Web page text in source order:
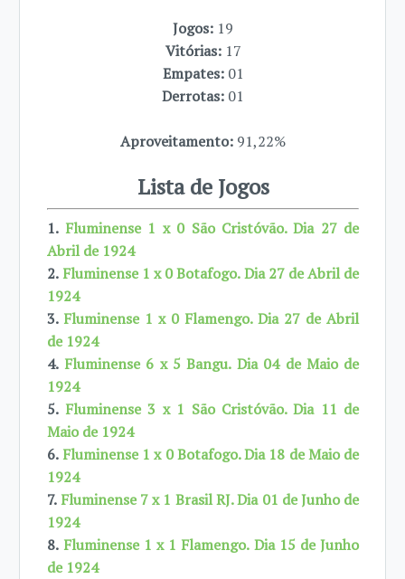
Jogos: 19
Vitórias:17
Empates:01
Derrotas: 01
Aproveitamento: 91,22%
Lista de Jogos
1. Fluminense 1 x 0 São Cristóvão. Dia 27 de
Abril de 1924
2. Fluminense 1 x 0 Botafogo. Dia 27 de Abril de
1924
3. Fluminense 1 x 0 Flamengo. Dia 27 de Abril
de 1924
4. Fluminense 6 x 5 Bangu. Dia 04 de Maio de
1924
5. Fluminense 3 x 1 São Cristóvão. Dia 11 de
Maio de 1924
6. Fluminense 1 x 0 Botafogo. Dia 18 de Maio de
1924
7. Fluminense 7 x 1 Brasil RJ. Dia 01 de Junho de
1924
8. Fluminense 1 x 1 Flamengo. Dia 15 de Junho
de 1924